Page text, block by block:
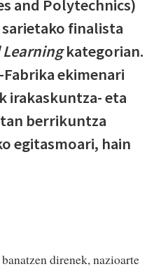
and Polytechnics)
finalista
kategorian.
ekimenari
irakaskuntza- eta
berrikuntza
egitasmoari, hain
direnek, nazioarte